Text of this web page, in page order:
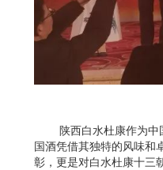
陕西白水杜康作为中国
国酒凭借其独特的风味和
彰，更是对白水杜康十三